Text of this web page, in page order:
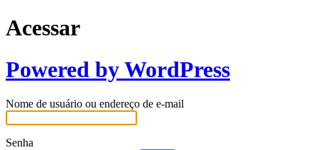
Acessar
Powered by WordPress
Nome de usuário ou endereço de e-mail
Senha